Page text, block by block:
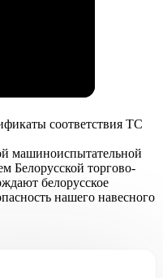
соответствия ТС
машиноиспытательной
Белорусской торгово-
белорусское
нашего навесного